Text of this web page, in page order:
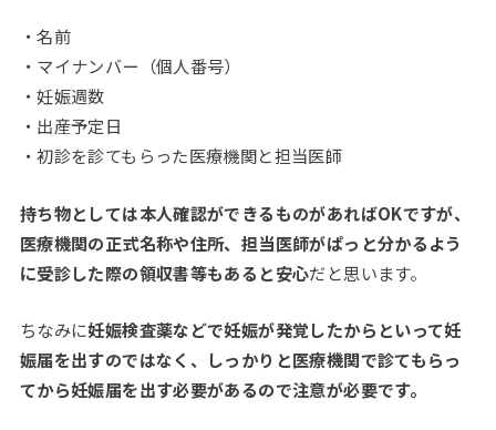
・名前
・マイナンバー（個人番号）
・妊娠週数
・出産予定日
・初診を診てもらった医療機関と担当医師
持ち物としては本人確認ができるものがあればOKですが、
医療機関の正式名称や住所、担当医師がぱっと分かるよう
に受診した際の領収書等もあると安心だと思います。
ちなみに妊娠検査薬などで妊娠が発覚したからといって妊
娠届を出すのではなく、しっかりと医療機関で診てもらっ
てから妊娠届を出す必要があるので注意が必要です。